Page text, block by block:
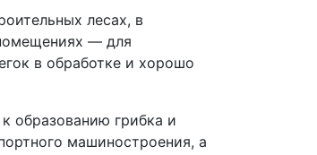
лесах, в
— для
в обработке и хорошо
образованию грибка и
машиностроения, а